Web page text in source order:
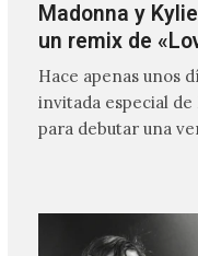
Madonna y
un remix de
Hace apenas unos
invitada especial
para debutar una